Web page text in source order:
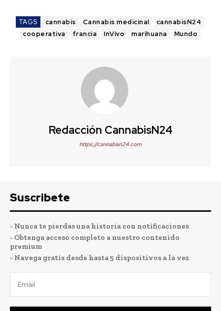
TAGS cannabis Cannabis medicinal
cannabisN24
cooperativa
francia InVivo marihuana Mundo
Redacción CannabisN24
https://cannabisn24.com
Suscribete
- Nunca te pierdas una historia con notificaciones
- Obtenga acceso completo a nuestro contenido
premium
- Navega gratis desde hasta 5 dispositivos a la vez